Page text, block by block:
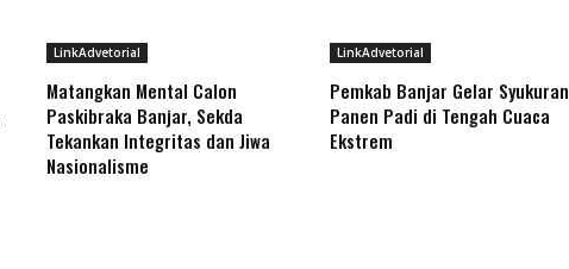
LinkAdvetorial
Matangkan Mental Calon
Paskibraka Banjar, Sekda
Tekankan Integritas dan Jiwa
Nasionalisme
LinkAdvetorial
Pemkab Banjar Gelar Syukuran
Panen Padi di Tengah Cuaca
Ekstrem